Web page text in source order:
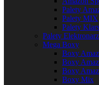
Palety
Palety MIX
Palety
Palety
Mega Boxy
Boxy
Boxy
Boxy
Boxy Mix